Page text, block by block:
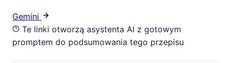
Gemini
Te linki otworzą asystenta AI z gotowym
promptem do podsumowania tego przepisu